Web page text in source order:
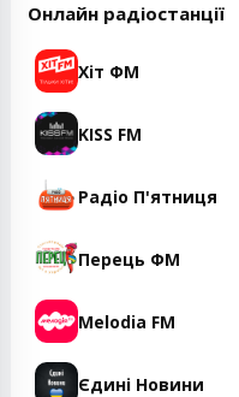
Онлайн радіостанції
Хіт ФМ
KISS FM
Радіо П'ятниця
Перець ФМ
Melodia FM
Єдині Новини